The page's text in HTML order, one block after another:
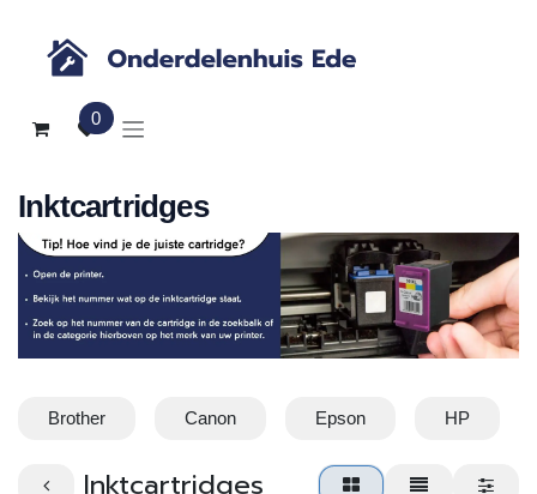
0
Inktcartridges
Brother Canon Epson HP
Inktcartridges